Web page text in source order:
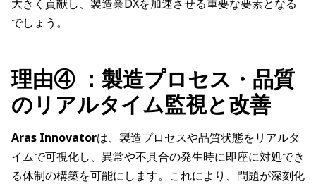
大きく貢献し、製造業DXを加速させる重要な要素となる
でしょう。
理由④ ：製造プロセス・品質
のリアルタイム監視と改善
Aras Innovatorは、製造プロセスや品質状態をリアルタ
イムで可視化し、異常や不具合の発生時に即座に対処でき
る体制の構築を可能にします。これにより、問題が深刻化